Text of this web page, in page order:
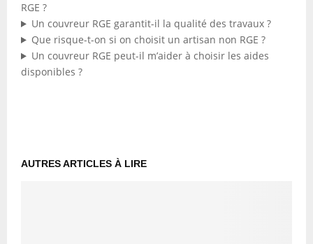
RGE ?
Un couvreur RGE garantit-il la qualité des travaux ?
Que risque-t-on si on choisit un artisan non RGE ?
Un couvreur RGE peut-il m’aider à choisir les aides
disponibles ?
AUTRES ARTICLES À LIRE